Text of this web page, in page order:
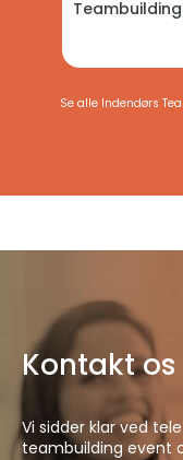
Se alle Indendørs
Kontakt os
Vi sidder klar ved
teambuilding event